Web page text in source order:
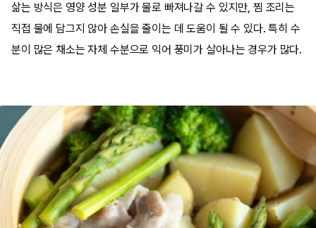
삶는 방식은 영양 성분 일부가 물로 빠져나갈 수 있지만, 찜 조리는
직접 물에 담그지 않아 손실을 줄이는 데 도움이 될 수 있다. 특히 수
분이 많은 채소는 자체 수분으로 익어 풍미가 살아나는 경우가 많다.